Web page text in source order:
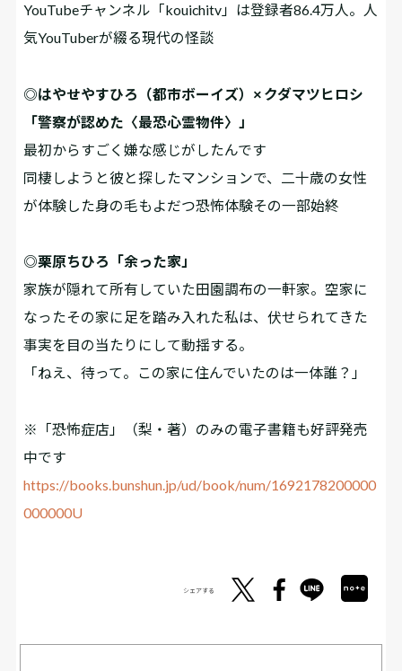
YouTubeチャンネル「kouichitv」は登録者86.4万人。人
気YouTuberが綴る現代の怪談
◎はやせやすひろ（都市ボーイズ）× クダマツヒロシ
「警察が認めた〈最恐心霊物件〉」
最初からすごく嫌な感じがしたんです――
同棲しようと彼と探したマンションで、二十歳の女性
が体験した身の毛もよだつ恐怖体験その一部始終
◎栗原ちひろ「余った家」
家族が隠れて所有していた田園調布の一軒家。空家に
なったその家に足を踏み入れた私は、伏せられてきた
事実を目の当たりにして動揺する。
「ねえ、待って。この家に住んでいたのは一体誰――？」
※「恐怖症店」（梨・著）のみの電子書籍も好評発売
中です
https://books.bunshun.jp/ud/book/num/1692178200000
000000U
シェアする